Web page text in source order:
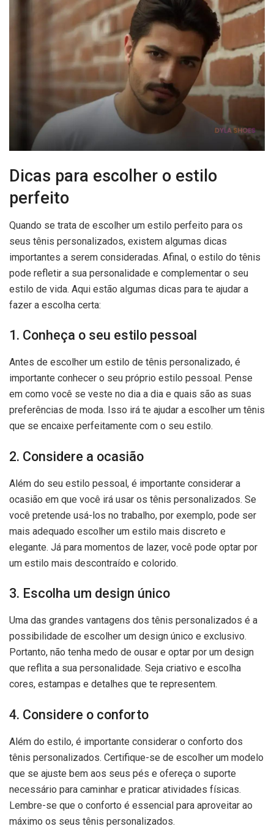
Dicas para escolher o estilo
perfeito
Quando se trata de escolher um estilo perfeito para os
seus tênis personalizados, existem algumas dicas
importantes a serem consideradas. Afinal, o estilo do tênis
pode refletir a sua personalidade e complementar o seu
estilo de vida. Aqui estão algumas dicas para te ajudar a
fazer a escolha certa:
1. Conheça o seu estilo pessoal
Antes de escolher um estilo de tênis personalizado, é
importante conhecer o seu próprio estilo pessoal. Pense
em como você se veste no dia a dia e quais são as suas
preferências de moda. Isso irá te ajudar a escolher um tênis
que se encaixe perfeitamente com o seu estilo.
2. Considere a ocasião
Além do seu estilo pessoal, é importante considerar a
ocasião em que você irá usar os tênis personalizados. Se
você pretende usá-los no trabalho, por exemplo, pode ser
mais adequado escolher um estilo mais discreto e
elegante. Já para momentos de lazer, você pode optar por
um estilo mais descontraído e colorido.
3. Escolha um design único
Uma das grandes vantagens dos tênis personalizados é a
possibilidade de escolher um design único e exclusivo.
Portanto, não tenha medo de ousar e optar por um design
que reflita a sua personalidade. Seja criativo e escolha
cores, estampas e detalhes que te representem.
4. Considere o conforto
Além do estilo, é importante considerar o conforto dos
tênis personalizados. Certifique-se de escolher um modelo
que se ajuste bem aos seus pés e ofereça o suporte
necessário para caminhar e praticar atividades físicas.
Lembre-se que o conforto é essencial para aproveitar ao
máximo os seus tênis personalizados.